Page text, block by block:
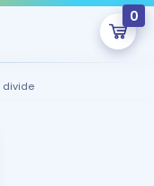
0
onlarca eğitim seni
divide